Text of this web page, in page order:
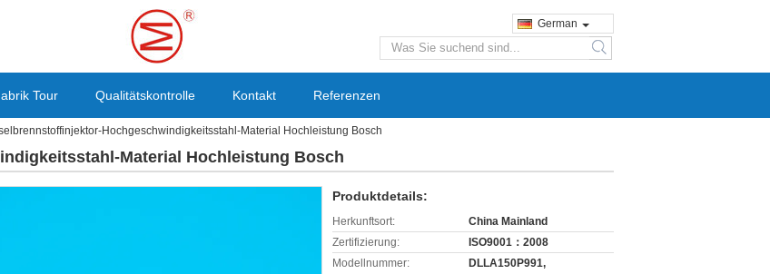
German
search
Tour Qualitätskontrolle Kontakt Referenzen
Hochgeschwindigkeitsstahl-Material Hochleistung Bosch
Material Hochleistung Bosch
Produktdetails:
Herkunftsort:
China Mainland
Zertifizierung:
ISO9001：2008
Modellnummer:
DLLA150P991,